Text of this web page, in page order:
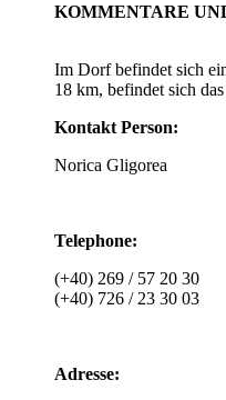
KOMMENTARE
Im Dorf befindet sich
18 km, befindet sich
Kontakt Person:
Norica Gligorea
Telephone:
(+40) 269 / 57 20 30
(+40) 726 / 23 30 03
Adresse: